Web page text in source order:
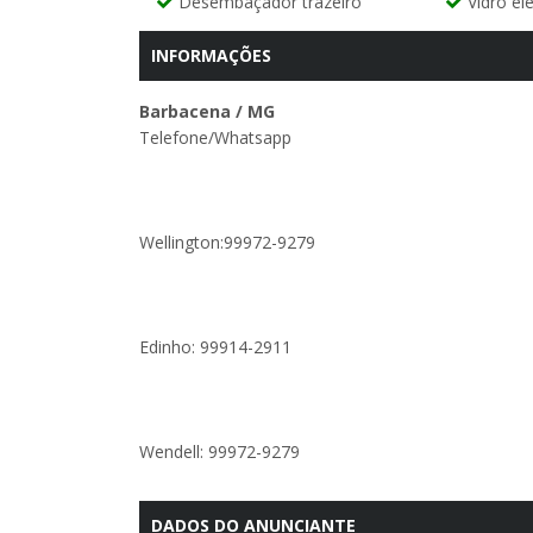
INFORMAÇÕES
Barbacena / MG
Telefone/Whatsapp
Wellington:99972-9279
Edinho: 99914-2911
Wendell: 99972-9279
DADOS DO ANUNCIANTE